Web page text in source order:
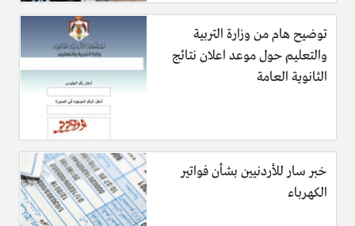
توضيح هام من وزارة التربية
والتعليم حول موعد اعلان نتائج
الثانوية العامة
خبر سار للأردنيين بشأن فواتير
الكهرباء